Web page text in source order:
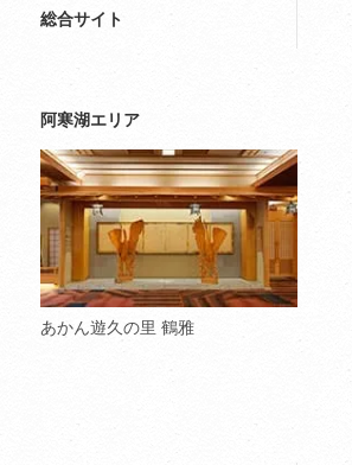
総合サイト
阿寒湖エリア
あかん遊久の里 鶴雅